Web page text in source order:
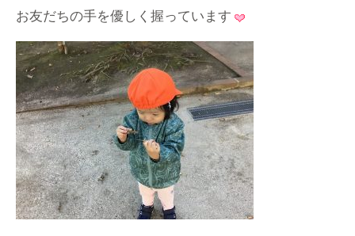
お友だちの手を優しく握っています